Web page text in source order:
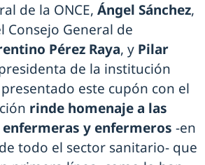
de la ONCE, Ángel Sánchez,
Consejo General de
Pérez Raya, y Pilar
de la institución
este cupón con el
rinde homenaje a las
enfermeras y enfermeros -en
todo el sector sanitario- que